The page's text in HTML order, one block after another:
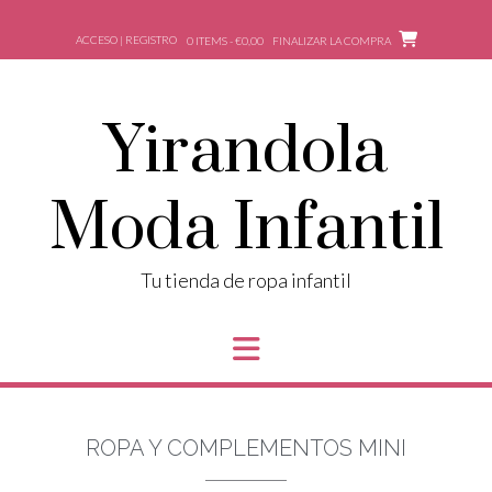
ACCESO | REGISTRO 0 ITEMS - €0,00 FINALIZAR LA COMPRA
Yirandola
Moda Infantil
Tu tienda de ropa infantil
ROPA Y COMPLEMENTOS MINI